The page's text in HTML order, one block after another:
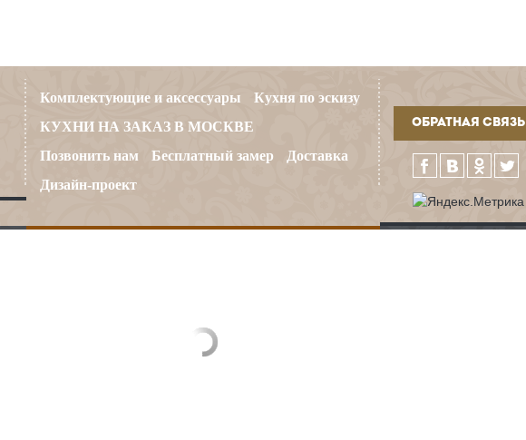
Комплектующие и аксессуары
Кухня по эскизу
КУХНИ НА ЗАКАЗ В МОСКВЕ
Позвонить нам
Бесплатный замер
Доставка
Дизайн-проект
ОБРАТНАЯ СВЯЗЬ